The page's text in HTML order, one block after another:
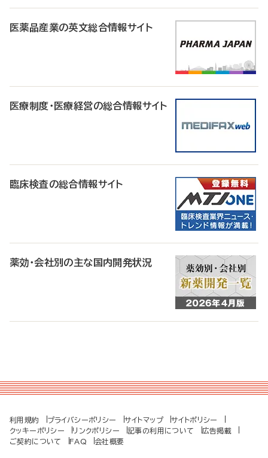
医薬品産業の英文総合情報サイト
医療制度・医療経営の総合情報サイト
臨床検査の総合情報サイト
薬効・会社別の主な国内開発状況
利用規約 プライバシーポリシー サイトマップ
サイトポリシー
クッキーポリシー
リンクポリシー 記事の利用について
広告掲載
ご契約について
FAQ 会社概要